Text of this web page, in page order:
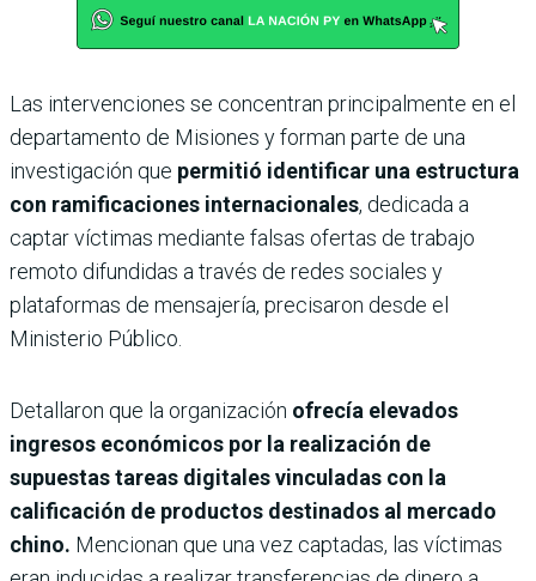
Las intervenciones se concentran principalmente en el
departamento de Misiones y forman parte de una
investigación que permitió identificar una estructura
con ramificaciones internacionales, dedicada a
captar víctimas mediante falsas ofertas de trabajo
remoto difundidas a través de redes sociales y
plataformas de mensajería, precisaron desde el
Ministerio Público.
Detallaron que la organización ofrecía elevados
ingresos económicos por la realización de
supuestas tareas digitales vinculadas con la
calificación de productos destinados al mercado
chino. Mencionan que una vez captadas, las víctimas